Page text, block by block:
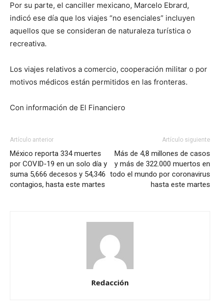
Por su parte, el canciller mexicano, Marcelo Ebrard,
indicó ese día que los viajes “no esenciales” incluyen
aquellos que se consideran de naturaleza turística o
recreativa.
Los viajes relativos a comercio, cooperación militar o por
motivos médicos están permitidos en las fronteras.
Con información de El Financiero
Artículo anterior
México reporta 334 muertes
por COVID-19 en un solo día y
suma 5,666 decesos y 54,346
contagios, hasta este martes
Artículo siguiente
Más de 4,8 millones de casos
y más de 322.000 muertos en
todo el mundo por coronavirus
hasta este martes
Redacción